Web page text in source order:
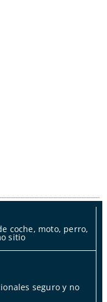
coche, moto, perro,
sitio
seguro y no